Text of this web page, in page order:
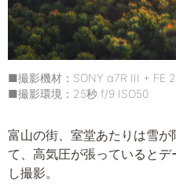
■撮影機材：SONY α7R III + FE
■撮影環境：25秒 f/9 ISO50
富山の街、室堂あたりは雪
て、高気圧が張っていると
し撮影。